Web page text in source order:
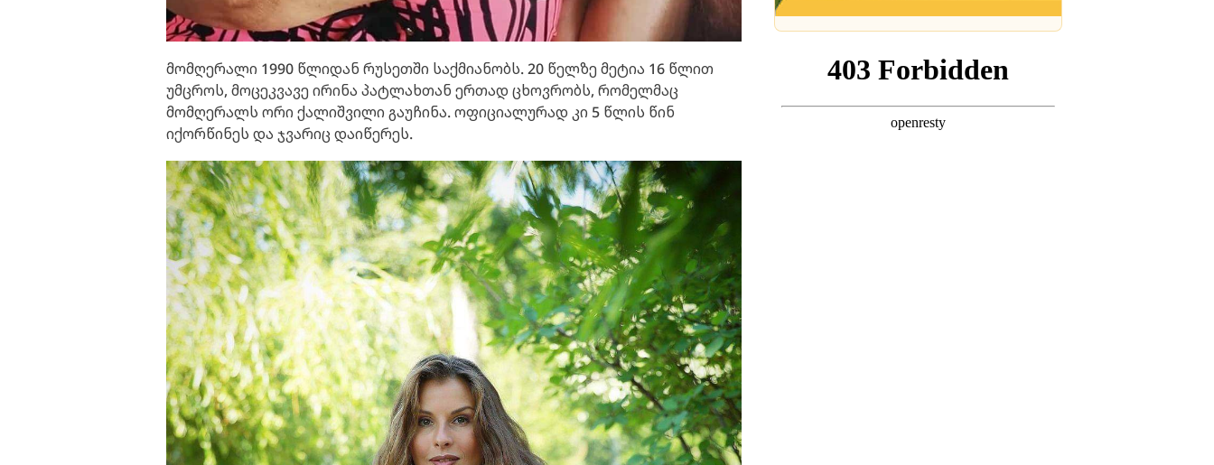
მომღერალი 1990 წლიდან რუსეთში საქმიანობს. 20 წელზე მეტია 16 წლით
უმცროს, მოცეკვავე ირინა პატლახთან ერთად ცხოვრობს, რომელმაც
მომღერალს ორი ქალიშვილი გაუჩინა. ოფიციალურად კი 5 წლის წინ
იქორწინეს და ჯვარიც დაიწერეს.